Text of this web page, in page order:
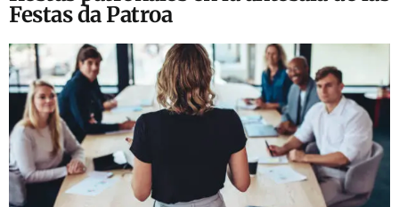
Festas da Patroa